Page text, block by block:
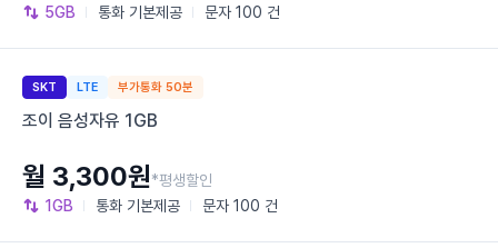
5GB 통화 기본제공 문자 100 건
SKT LTE 부가통화 50분
조이 음성자유 1GB
1GB 통화 기본제공 문자 100 건
월 3,300원*평생할인